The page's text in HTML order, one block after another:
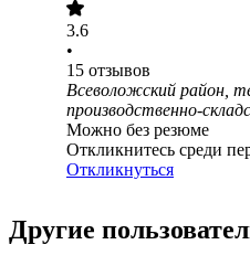
3.6
•
15 отзывов
Всеволожский район,
производственно-
Можно без резюме
Откликнитесь среди
Откликнуться
Другие